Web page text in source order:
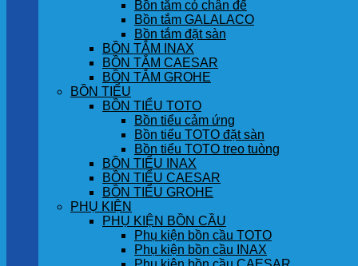
Bồn tắm có chân đế
Bồn tắm GALALACO
Bồn tắm đặt sàn
BỒN TẮM INAX
BỒN TẮM CAESAR
BỒN TẮM GROHE
BỒN TIỂU
BỒN TIỂU TOTO
Bồn tiểu cảm ứng
Bồn tiểu TOTO đặt sàn
Bồn tiểu TOTO treo tuòng
BỒN TIỂU INAX
BỒN TIỂU CAESAR
BỒN TIỂU GROHE
PHỤ KIỆN
PHỤ KIỆN BỒN CẦU
Phụ kiện bồn cầu TOTO
Phụ kiện bồn cầu INAX